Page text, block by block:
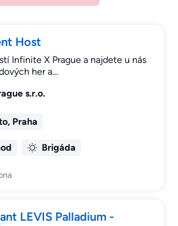
Host
Infinite X Prague a najdete u nás
her a…
s.r.o.
Praha
Brigáda
LEVIS Palladium -